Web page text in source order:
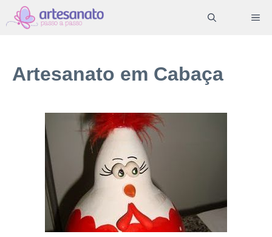
Pular
para
conteúdo
Artesanato em Cabaça